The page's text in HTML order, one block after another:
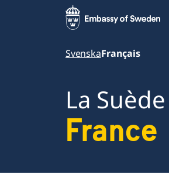
SvenskaFrançais
La
France